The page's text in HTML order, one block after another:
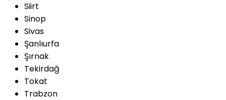
Siirt
Sinop
Sivas
Şanlıurfa
Şırnak
Tekirdağ
Tokat
Trabzon